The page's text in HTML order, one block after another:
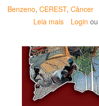
Benzeno, CEREST, Câncer
Leia mais sobre
interdição
da
refinaria
após
vazamento
Login ou